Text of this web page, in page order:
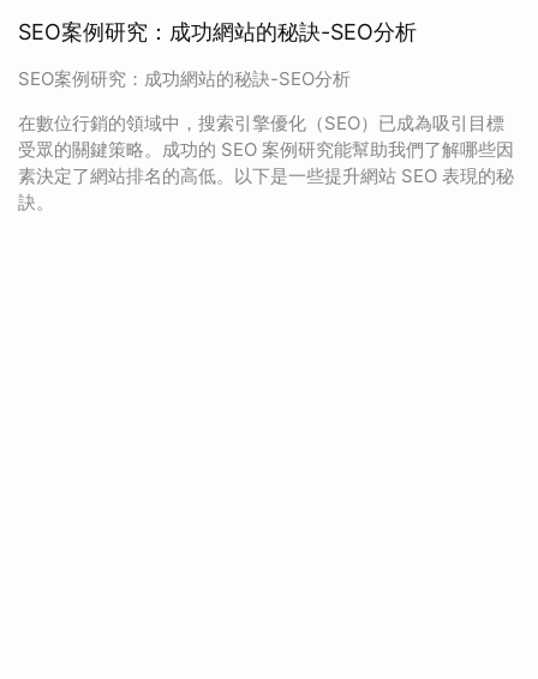
SEO案例研究：成功網站的秘訣-SEO分析
SEO案例研究：成功網站的秘訣-SEO分析
在數位行銷的領域中，搜索引擎優化（SEO）已成為吸引目標
受眾的關鍵策略。成功的 SEO 案例研究能幫助我們了解哪些因
素決定了網站排名的高低。以下是一些提升網站 SEO 表現的秘
訣。